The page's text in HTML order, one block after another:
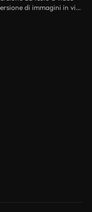
Flussi di lavoro di intelligenza artificiale per la conversione di immagini in video